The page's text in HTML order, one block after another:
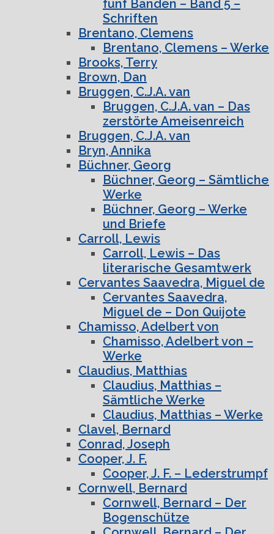
fünf Bänden – Band 5 –
Schriften
Brentano, Clemens
Brentano, Clemens – Werke
Brooks, Terry
Brown, Dan
Bruggen, C.J.A. van
Bruggen, C.J.A. van – Das
zerstörte Ameisenreich
Bruggen, C.J.A. van
Bryn, Annika
Büchner, Georg
Büchner, Georg – Sämtliche
Werke
Büchner, Georg – Werke
und Briefe
Carroll, Lewis
Carroll, Lewis – Das
literarische Gesamtwerk
Cervantes Saavedra, Miguel de
Cervantes Saavedra,
Miguel de – Don Quijote
Chamisso, Adelbert von
Chamisso, Adelbert von –
Werke
Claudius, Matthias
Claudius, Matthias –
Sämtliche Werke
Claudius, Matthias – Werke
Clavel, Bernard
Conrad, Joseph
Cooper, J. F.
Cooper, J. F. – Lederstrumpf
Cornwell, Bernard
Cornwell, Bernard – Der
Bogenschütze